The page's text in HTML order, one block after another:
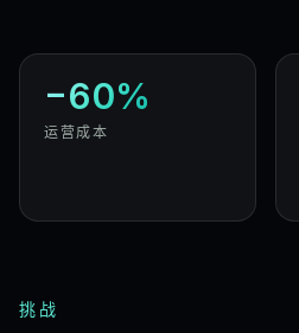
−60%
运营成本
挑战